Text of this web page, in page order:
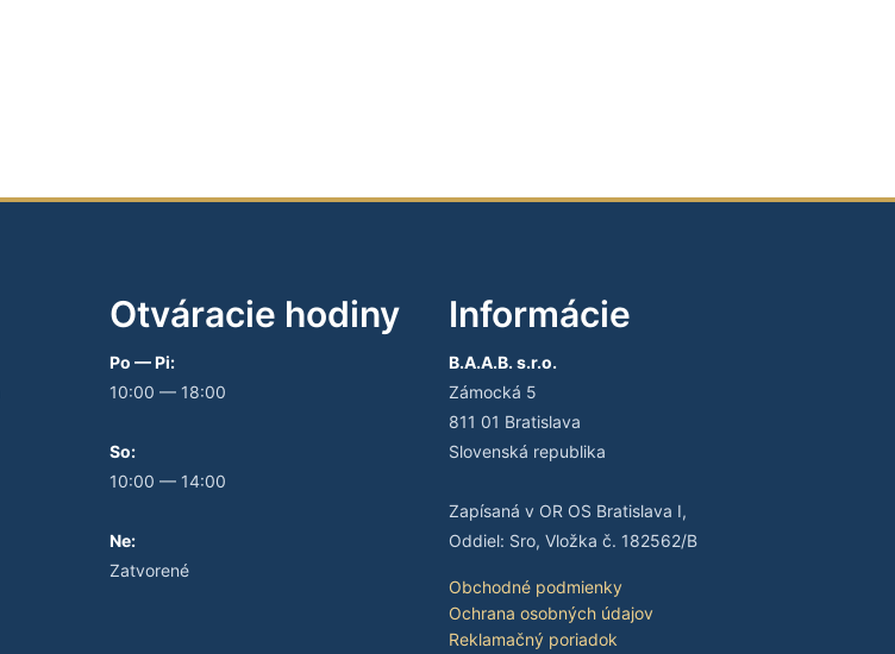
Otváracie hodiny
Po — Pi:
10:00 — 18:00
So:
10:00 — 14:00
Ne:
Zatvorené
Informácie
B.A.A.B. s.r.o.
Zámocká 5
811 01 Bratislava
Slovenská republika
Zapísaná v OR OS Bratislava I,
Oddiel: Sro, Vložka č. 182562/B
Obchodné podmienky
Ochrana osobných údajov
Reklamačný poriadok